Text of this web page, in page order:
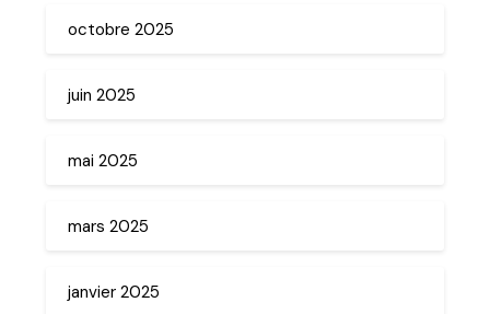
octobre 2025
juin 2025
mai 2025
mars 2025
janvier 2025